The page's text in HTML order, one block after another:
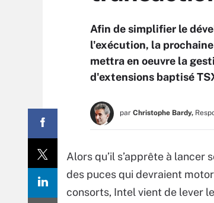
Afin de simplifier le
l'exécution, la
mettra en oeuvre la
d'extensions baptisé
par Christophe Bardy,
Alors qu’il s’apprête à lancer
des puces qui devraient
consorts, Intel vient de lever